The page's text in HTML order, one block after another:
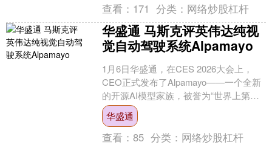
查看： 171 分类： 网络炒股杠杆
华盛通 马斯克评英伟达纯视
觉自动驾驶系统Alpamayo
1月6日华盛通，在CES 2026大会上，
CEO正式发布了Alpamayo——一个全新
的开源AI模型家族，被誉为“世界上第一
个具备思考和推理能力的自动驾驶AI”....
华盛通
查看：85 分类： 网络炒股杠杆